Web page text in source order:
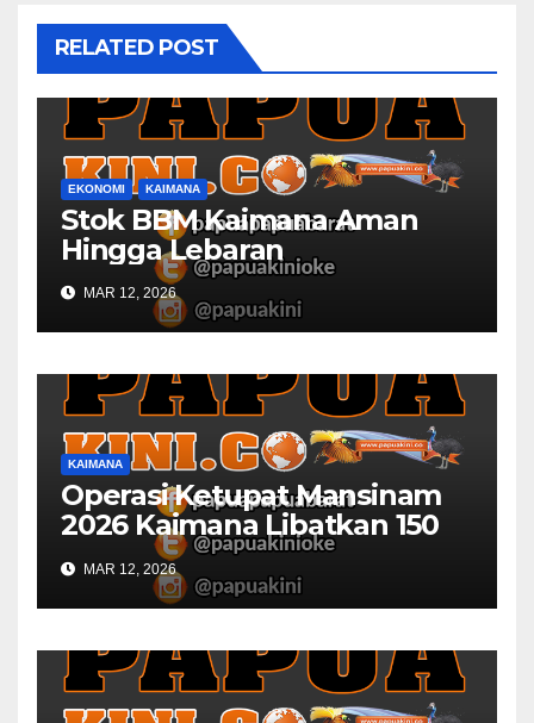
RELATED POST
EKONOMI KAIMANA
Stok BBM Kaimana Aman
Hingga Lebaran
MAR 12, 2026
KAIMANA
Operasi Ketupat Mansinam
2026 Kaimana Libatkan 150
Personil Gabungan
MAR 12, 2026